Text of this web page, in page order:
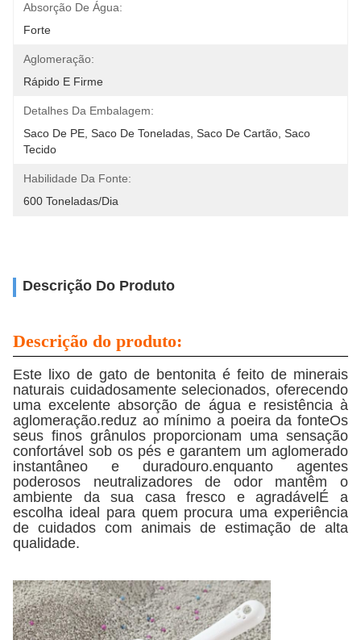
Absorção De Água:
Forte
Aglomeração:
Rápido E Firme
Detalhes Da Embalagem:
Saco De PE, Saco De Toneladas, Saco De Cartão, Saco
Tecido
Habilidade Da Fonte:
600 Toneladas/dia
Descrição Do Produto
Descrição do produto:
Este lixo de gato de bentonita é feito de minerais
naturais cuidadosamente selecionados, oferecendo
uma excelente absorção de água e resistência à
aglomeração.reduz ao mínimo a poeira da fonteOs
seus finos grânulos proporcionam uma sensação
confortável sob os pés e garantem um aglomerado
instantâneo e duradouro.enquanto agentes
poderosos neutralizadores de odor mantêm o
ambiente da sua casa fresco e agradávelÉ a
escolha ideal para quem procura uma experiência
de cuidados com animais de estimação de alta
qualidade.